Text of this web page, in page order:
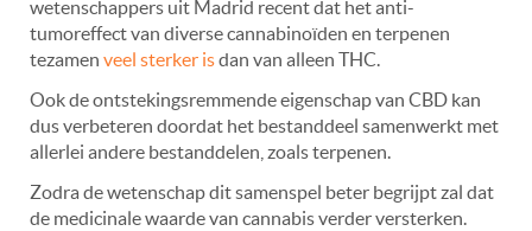
wetenschappers uit Madrid recent dat het anti-
tumoreffect van diverse cannabinoïden en terpenen
tezamen veel sterker isdan van alleen THC.
Ook de ontstekingsremmende eigenschap van CBD kan
dus verbeteren doordat het bestanddeel samenwerkt met
allerlei andere bestanddelen, zoals terpenen.
Zodra de wetenschap dit samenspel beter begrijpt zal dat
de medicinale waarde van cannabis verder versterken.